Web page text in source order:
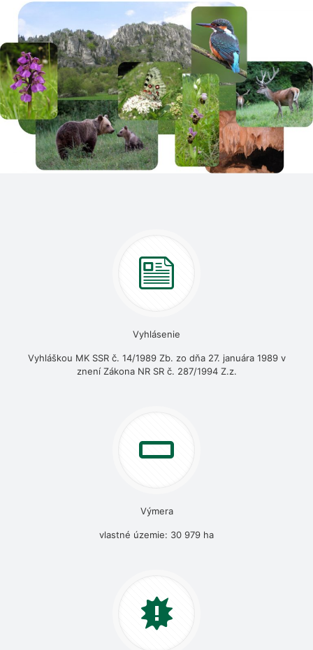
Vyhlásenie
Vyhláškou MK SSR č. 14/1989 Zb. zo dňa 27. januára 1989 v
znení Zákona NR SR č. 287/1994 Z.z.
Výmera
vlastné územie: 30 979 ha